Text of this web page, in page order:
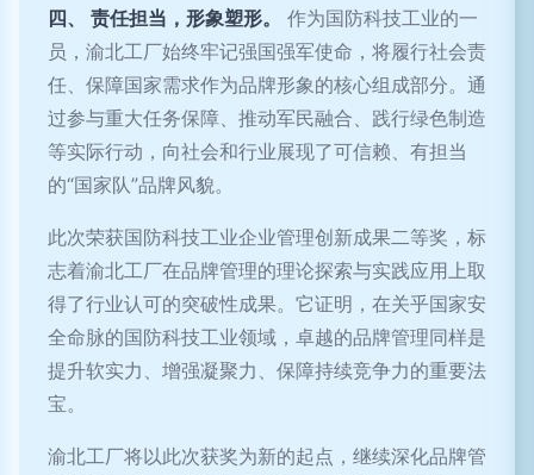
四、 责任担当，形象塑形。
作为国防科技工业的一
员，渝北工厂始终牢记强国强军使命，将履行社会责
任、保障国家需求作为品牌形象的核心组成部分。通
过参与重大任务保障、推动军民融合、践行绿色制造
等实际行动，向社会和行业展现了可信赖、有担当
的“国家队”品牌风貌。
此次荣获国防科技工业企业管理创新成果二等奖，标
志着渝北工厂在品牌管理的理论探索与实践应用上取
得了行业认可的突破性成果。它证明，在关乎国家安
全命脉的国防科技工业领域，卓越的品牌管理同样是
提升软实力、增强凝聚力、保障持续竞争力的重要法
宝。
渝北工厂将以此次获奖为新的起点，继续深化品牌管